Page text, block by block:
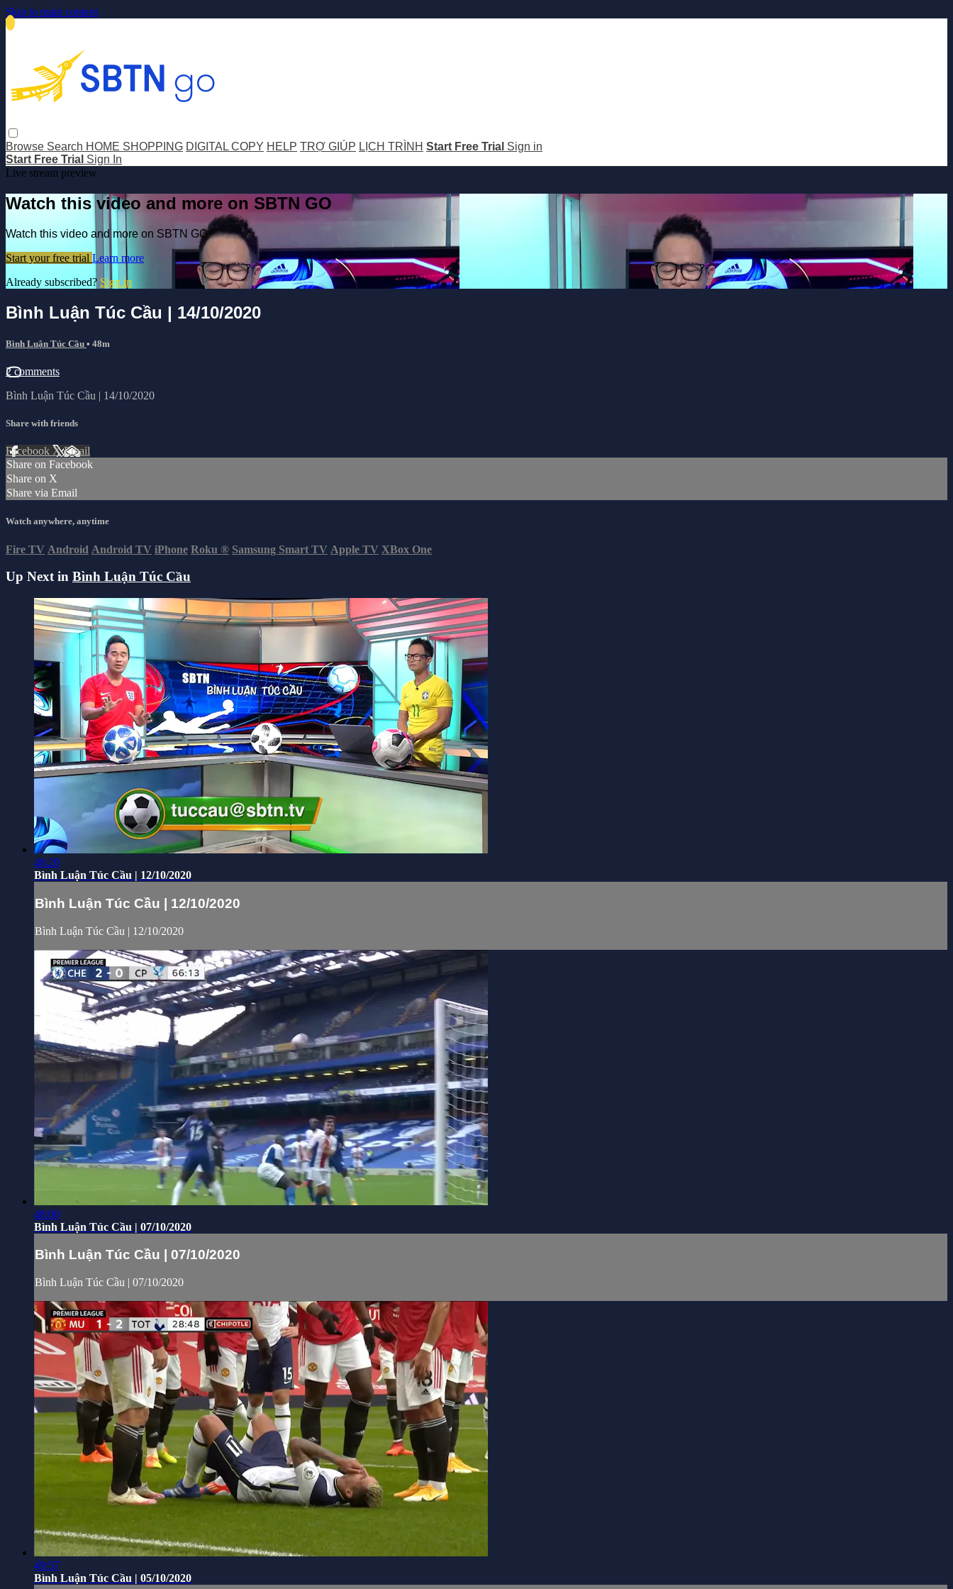
Skip to main content
Browse Search HOME SHOPPING DIGITAL COPY HELP TRỢ GIÚP LỊCH TRÌNH Start Free Trial Sign in
Start Free Trial Sign In
Live stream preview
Watch this video and more on SBTN GO
Watch this video and more on SBTN GO
Start your free trial Learn more
Already subscribed? Sign in
Bình Luận Túc Cầu | 14/10/2020
Bình Luận Túc Cầu • 48m
2 comments
Bình Luận Túc Cầu | 14/10/2020
Share with friends
Facebook XEmail
Share on Facebook
Share on X
Share via Email
Watch anywhere, anytime
Fire TV Android Android TV iPhone Roku ® Samsung Smart TV Apple TV XBox One
Up Next in Bình Luận Túc Cầu
48:29
Bình Luận Túc Cầu | 12/10/2020
Bình Luận Túc Cầu | 12/10/2020
Bình Luận Túc Cầu | 12/10/2020
48:00
Bình Luận Túc Cầu | 07/10/2020
Bình Luận Túc Cầu | 07/10/2020
Bình Luận Túc Cầu | 07/10/2020
49:57
Bình Luận Túc Cầu | 05/10/2020